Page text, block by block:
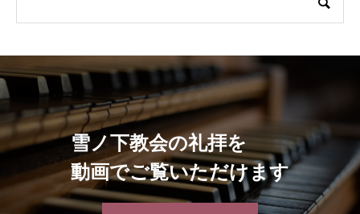
雪ノ下教会の礼拝を
動画でご覧いただけます